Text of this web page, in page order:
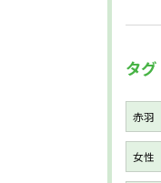
タグ
赤羽
女性